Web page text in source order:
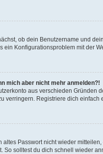
ob dein Benutzername und
ein Konfigurationsproblem mit der
mich aber nicht mehr anmelden?!
aus verschieden
verringern. Registriere dich
Passwort nicht wieder
So solltest du dich schnell wieder